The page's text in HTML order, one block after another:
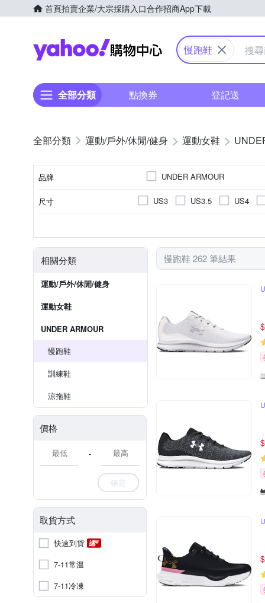
首頁拍賣企業/大宗採購入口合作招商App下載
Yahoo購物中心
慢跑鞋
全部分類 點換券 登記送
運動/戶外/休閒/健身 運動女鞋
品牌 UNDER ARMOUR
尺寸 US3 US3.5
US4
EU36
EU37
EU38
UK4.5
UK5 UK5.5
相關分類
運動/戶外/休閒/健身
運動女鞋
UNDER ARMOUR
慢跑鞋
訓練鞋
涼拖鞋
價格
-
確定
取貨方式
快速到貨
7-11常溫
7-11冷凍
慢跑鞋 262 筆結果
$
$
$